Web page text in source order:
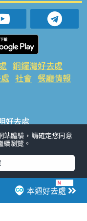
本週好去處
銅鑼灣好去處
社會 餐廳情報
好去處
旺角好去處 社會
社群熱話
#限時搶
#著數 #網絡熱話
體驗，請確定您同意
續瀏覽。